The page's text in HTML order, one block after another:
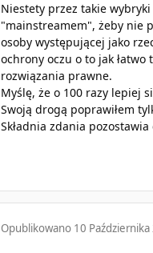
Niestety przez takie
"mainstreamem", żeby nie
osoby występującej jako
ochrony oczu o to jak
rozwiązania prawne.
Myślę, że o 100 razy lepiej
Swoją drogą poprawiłem
Składnia zdania
Opublikowano 10 Października